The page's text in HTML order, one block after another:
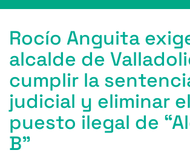
Rocío Anguita
alcalde de
cumplir la
judicial y eliminar el
puesto ilegal de
B”